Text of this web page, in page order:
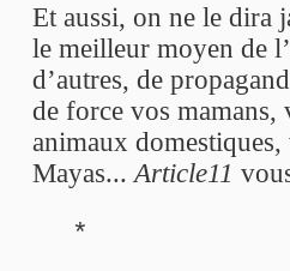
Et aussi, on ne le dira
le meilleur moyen de
d’autres, de
de force vos mamans,
animaux
Mayas...Article11
*